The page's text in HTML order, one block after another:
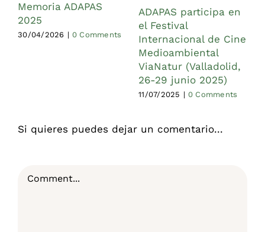
Memoria ADAPAS
2025
30/04/2026 | 0 Comments
ADAPAS participa en
el Festival
Internacional de Cine
Medioambiental
ViaNatur (Valladolid,
26-29 junio 2025)
11/07/2025 | 0 Comments
Si quieres puedes dejar un comentario...
Comment